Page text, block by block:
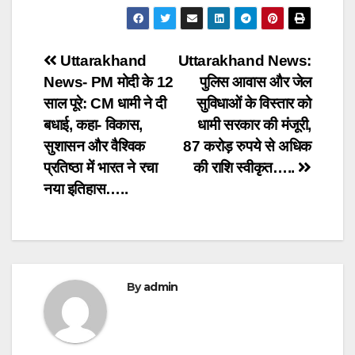
Post
navigation
Uttarakhand News:
पुलिस आवास और जेल
सुविधाओं के विस्तार को
धामी सरकार की मंजूरी,
87 करोड़ रुपये से अधिक
की राशि स्वीकृत…..
Uttarakhand
News- PM मोदी के 12
साल पूरे: CM धामी ने दी
बधाई, कहा- विकास,
सुशासन और वैश्विक
प्रतिष्ठा में भारत ने रचा
नया इतिहास…..
Byadmin